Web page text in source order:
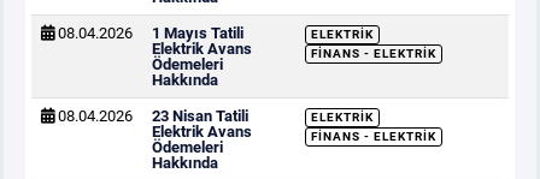
08.04.2026
1 Mayıs Tatili
Elektrik Avans
Ödemeleri
Hakkında
ELEKTRIK
FINANS - ELEKTRIK
08.04.2026
23 Nisan Tatili
Elektrik Avans
Ödemeleri
Hakkında
ELEKTRIK
FINANS - ELEKTRIK